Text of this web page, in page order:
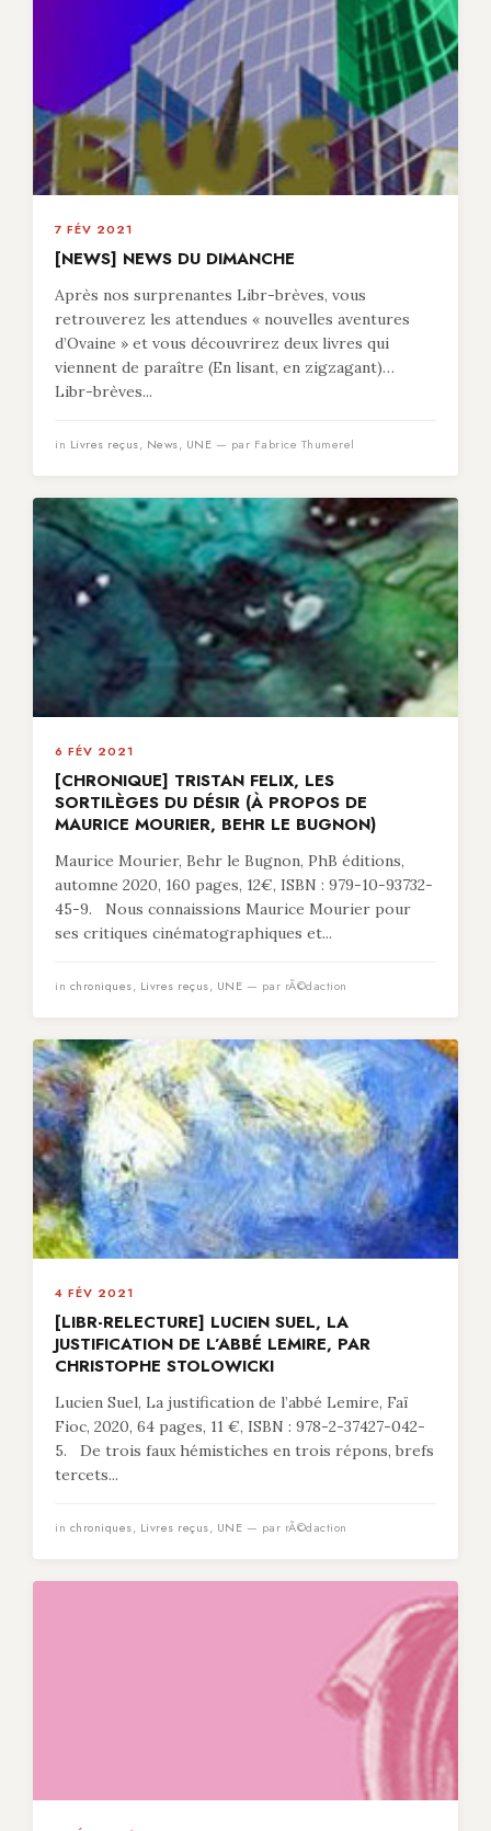
7 FÉV 2021
[NEWS] NEWS DU DIMANCHE
Après nos surprenantes Libr-brèves, vous
retrouverez les attendues « nouvelles aventures
d’Ovaine » et vous découvrirez deux livres qui
viennent de paraître (En lisant, en zigzagant)…
Libr-brèves...
in Livres reçus, News, UNE — par Fabrice Thumerel
6 FÉV 2021
[CHRONIQUE] TRISTAN FELIX, LES
SORTILÈGES DU DÉSIR (À PROPOS DE
MAURICE MOURIER, BEHR LE BUGNON)
Maurice Mourier, Behr le Bugnon, PhB éditions,
automne 2020, 160 pages, 12€, ISBN : 979-10-93732-
45-9. Nous connaissions Maurice Mourier pour
ses critiques cinématographiques et...
in chroniques, Livres reçus, UNE — par rÃ©daction
4 FÉV 2021
[LIBR-RELECTURE] LUCIEN SUEL, LA
JUSTIFICATION DE L’ABBÉ LEMIRE, PAR
CHRISTOPHE STOLOWICKI
Lucien Suel, La justification de l’abbé Lemire, Faï
Fioc, 2020, 64 pages, 11 €, ISBN : 978-2-37427-042-
5. De trois faux hémistiches en trois répons, brefs
tercets...
in chroniques, Livres reçus, UNE — par rÃ©daction